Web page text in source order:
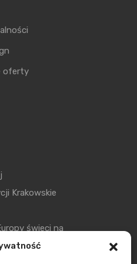
oferty
Krakowskie
świeci na